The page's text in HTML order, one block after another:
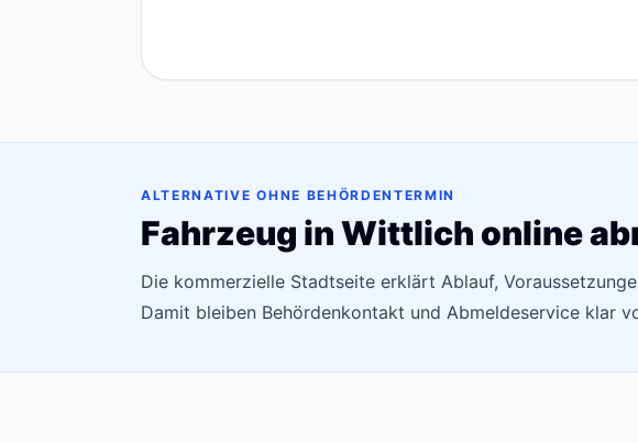
ALTERNATIVE OHNE BEHÖRDENTERMIN
Fahrzeug in Wittlich online
Die kommerzielle Stadtseite erklärt Ablauf,
Damit bleiben Behördenkontakt und Abmeldeservice klar